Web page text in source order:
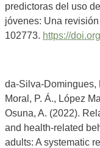
predictoras del uso
jóvenes: Una
102773. https://
da-Silva-Domingues,
Moral, P. Á., López
Osuna, A. (2022).
and health-related
adults: A systematic